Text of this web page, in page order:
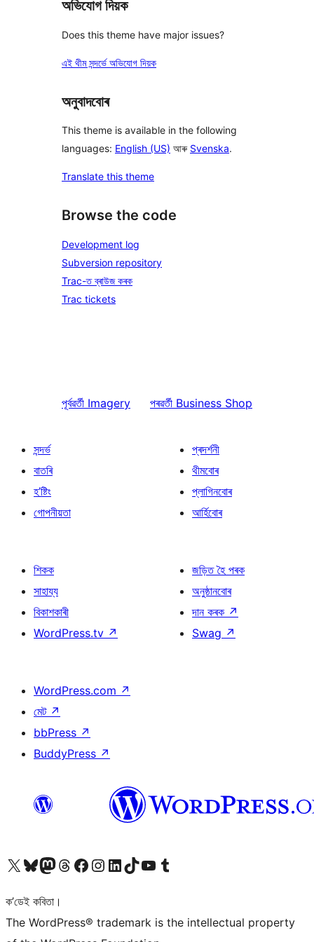
অভিযোগ দিয়ক
Does this theme have major issues?
এই থীম সন্দৰ্ভে অভিযোগ দিয়ক
অনুবাদবোৰ
This theme is available in the following
languages: English (US) আৰু Svenska.
Translate this theme
Browse the code
Development log
Subversion repository
Trac-ত ব্ৰাউজ কৰক
Trac tickets
পূৰ্বৱৰ্তী Imagery পৰৱৰ্তী Business Shop
সন্দৰ্ভ
বাতৰি
হ’ষ্টিং
গোপনীয়তা
প্ৰদৰ্শনী
থীমবোৰ
প্লাগিনবোৰ
আৰ্হিবোৰ
শিকক
সাহায্য
বিকাশকাৰী
WordPress.tv ↗
জড়িত হৈ পৰক
অনুষ্ঠানবোৰ
দান কৰক ↗
Swag ↗
WordPress.com ↗
মেট ↗
bbPress ↗
BuddyPress ↗
আমাৰ X (আগৰ Twitter) একাউণ্টলৈ যাওকআমাৰ Bluesky একাউণ্টলৈ যাওকআমাৰ Mastodon একাউণ্টলৈ যাওকআমাৰ Threads একাউণ্টলৈ যাওকআমাৰ Facebook পৃষ্ঠালৈ যাওকআমাৰ Instagram একাউণ্টলৈ যাওকআমাৰ LinkedIn একাউণ্টলৈ যাওকআমাৰ TikTok একাউণ্টলৈ যাওকআমাৰ YouTube চেনেললৈ যাওকআমাৰ Tumblr একাউণ্টলৈ যাওক
ক’ডেই কবিতা।
The WordPress® trademark is the intellectual property